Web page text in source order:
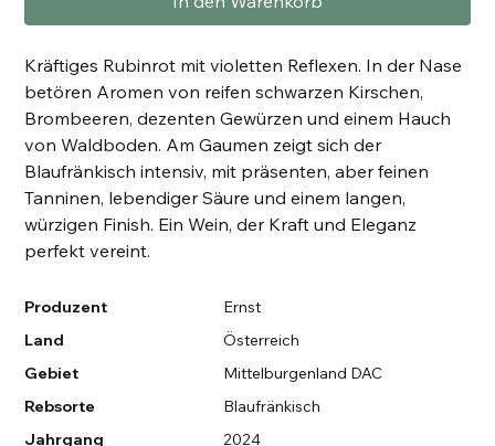
Kräftiges Rubinrot mit violetten Reflexen. In der Nase
betören Aromen von reifen schwarzen Kirschen,
Brombeeren, dezenten Gewürzen und einem Hauch
von Waldboden. Am Gaumen zeigt sich der
Blaufränkisch intensiv, mit präsenten, aber feinen
Tanninen, lebendiger Säure und einem langen,
würzigen Finish. Ein Wein, der Kraft und Eleganz
perfekt vereint.
Produzent
Ernst
Land
Österreich
Gebiet
Mittelburgenland DAC
Rebsorte
Blaufränkisch
Jahrgang
2024